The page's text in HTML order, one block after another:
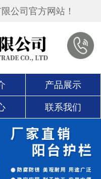
公司官方网站！
产品展示
联系我们